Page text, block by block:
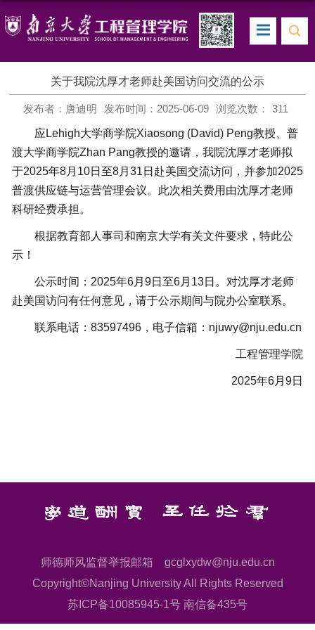
关于我院沈厚才老师赴美国访问交流的公示
发布者：唐迪明 发布时间：2025-06-09 浏览次数： 311
应Lehigh大学商学院Xiaosong (David) Peng教授、普
渡大学商学院Zhan Pang教授的邀请，我院沈厚才老师拟
于2025年8月10日至8月31日赴美国交流访问，并参加2025
普渡供应链与运营管理会议。此次相关费用由沈厚才老师
科研经费承担。
根据教育部人事司和南京大学有关文件要求，特此公
示！
公示时间：2025年6月9日至6月13日。对沈厚才老师
赴美国访问有任何意见，请于公示期间与院办公室联系。
联系电话：83597496，电子信箱：njuwy@nju.edu.cn
工程管理学院
2025年6月9日
师德师风监督举报邮箱 gcglxydw@nju.edu.cn
Copyright©Nanjing University All Rights Reserved
苏ICP备10085945-1号 南信备435号